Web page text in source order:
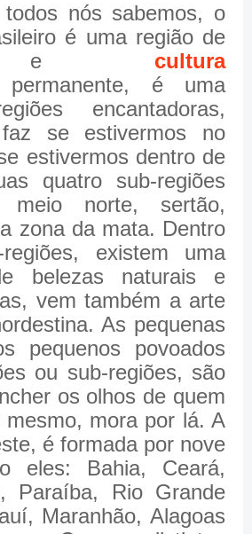
nós sabemos, o
é uma região de
e cultura
é uma
encantadoras,
se estivermos no
estivermos dentro de
quatro sub-regiões
norte, sertão,
zona da mata. Dentro
existem uma
belezas naturais e
vem também a arte
As pequenas
pequenos povoados
ou sub-regiões, são
os olhos de quem
mora por lá. A
é formada por nove
eles: Bahia, Ceará,
Paraíba, Rio Grande
Maranhão, Alagoas